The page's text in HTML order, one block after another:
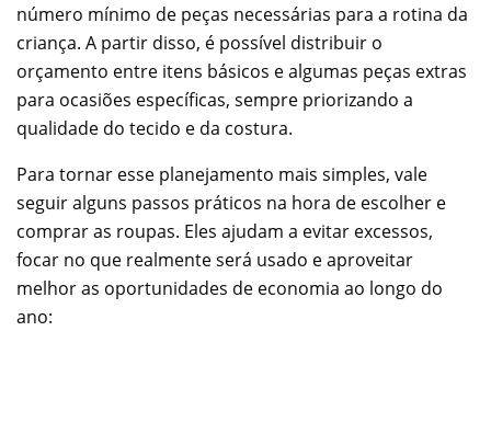
número mínimo de peças necessárias para a rotina da
criança. A partir disso, é possível distribuir o
orçamento entre itens básicos e algumas peças extras
para ocasiões específicas, sempre priorizando a
qualidade do tecido e da costura.
Para tornar esse planejamento mais simples, vale
seguir alguns passos práticos na hora de escolher e
comprar as roupas. Eles ajudam a evitar excessos,
focar no que realmente será usado e aproveitar
melhor as oportunidades de economia ao longo do
ano: